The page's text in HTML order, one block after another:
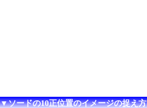
▼ソードの10正位置のイメージの捉え方